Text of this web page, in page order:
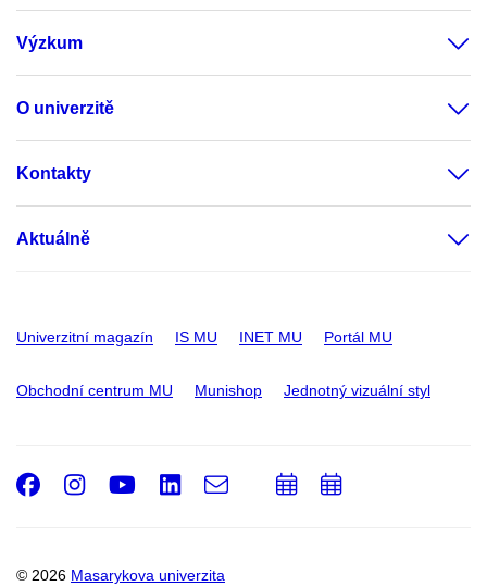
Výzkum
O univerzitě
Kontakty
Aktuálně
Univerzitní magazín IS MU INET MU Portál MU
Obchodní centrum MU Munishop Jednotný vizuální styl
© 2026 Masarykova univerzita
Facebook
Instagram
Youtube
LinkedIn
e-
Email
PřidatPřidat